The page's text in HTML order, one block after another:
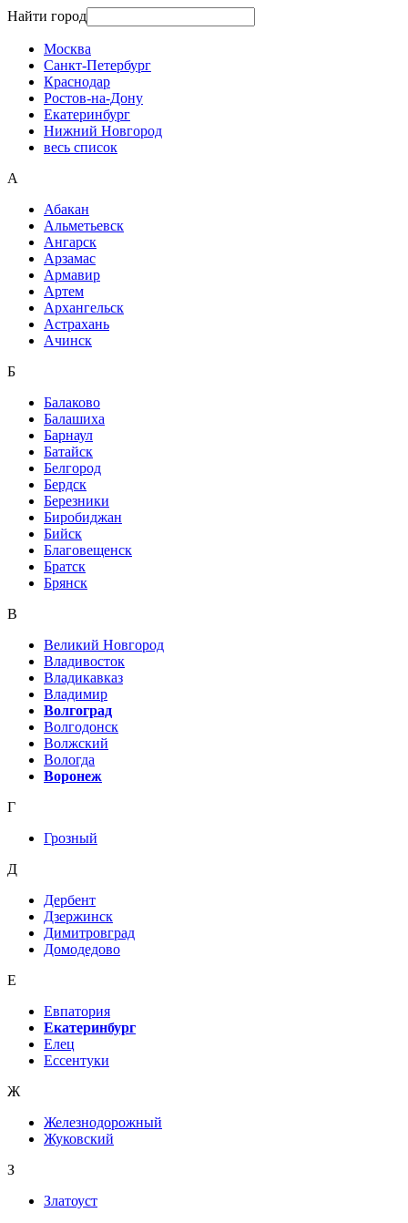
Найти город
Москва
Санкт-Петербург
Краснодар
Ростов-на-Дону
Екатеринбург
Нижний Новгород
весь список
А
Абакан
Альметьевск
Ангарск
Арзамас
Армавир
Артем
Архангельск
Астрахань
Ачинск
Б
Балаково
Балашиха
Барнаул
Батайск
Белгород
Бердск
Березники
Биробиджан
Бийск
Благовещенск
Братск
Брянск
В
Великий Новгород
Владивосток
Владикавказ
Владимир
Волгоград
Волгодонск
Волжский
Вологда
Воронеж
Г
Грозный
Д
Дербент
Дзержинск
Димитровград
Домодедово
Е
Евпатория
Екатеринбург
Елец
Ессентуки
Ж
Железнодорожный
Жуковский
З
Златоуст